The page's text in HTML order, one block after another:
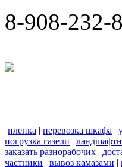
8-908-232-
пленка | перевозка шкафа |
погрузка газели |
заказать разнорабочих |
частники | вывоз камазами |